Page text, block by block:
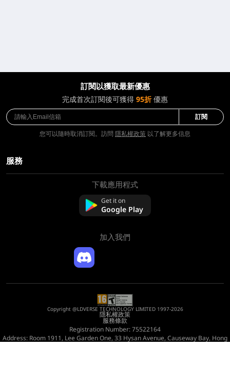
訂閱以獲取最新優惠
完成首次訂閱後可獲得 95折優惠
訂閱
您可以隨時取消訂閱。訪問 隱私權政策 以了解更多信息
服務
下載應用程式
Get it on
Google Play
加入我們
Copyright @LDVERSE TECHNOLOGY LIMITED 1997-2026
隱私權政策
服務條款
Registration Number: 75522164
Address: Room 1911, Lee Garden One, 33 Hysan Avenue, Causeway Bay, Hong
Kong